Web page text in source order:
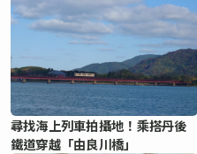
尋找海上列車拍攝地！乘搭丹後
鐵道穿越「由良川橋」